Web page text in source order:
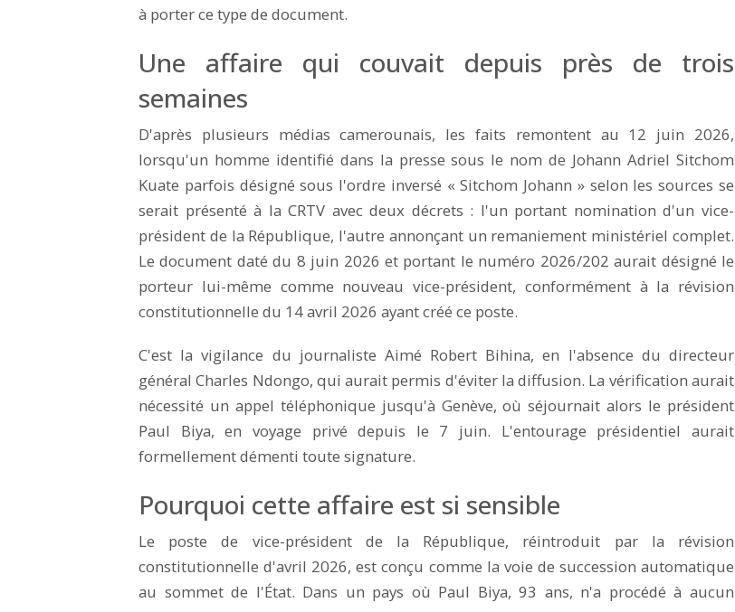
à porter ce type de document.
Une affaire qui couvait depuis près de trois
semaines
D'après plusieurs médias camerounais, les faits remontent au 12 juin 2026,
lorsqu'un homme identifié dans la presse sous le nom de Johann Adriel Sitchom
Kuate parfois désigné sous l'ordre inversé « Sitchom Johann » selon les sources se
serait présenté à la CRTV avec deux décrets : l'un portant nomination d'un vice-
président de la République, l'autre annonçant un remaniement ministériel complet.
Le document daté du 8 juin 2026 et portant le numéro 2026/202 aurait désigné le
porteur lui-même comme nouveau vice-président, conformément à la révision
constitutionnelle du 14 avril 2026 ayant créé ce poste.
C'est la vigilance du journaliste Aimé Robert Bihina, en l'absence du directeur
général Charles Ndongo, qui aurait permis d'éviter la diffusion. La vérification aurait
nécessité un appel téléphonique jusqu'à Genève, où séjournait alors le président
Paul Biya, en voyage privé depuis le 7 juin. L'entourage présidentiel aurait
formellement démenti toute signature.
Pourquoi cette affaire est si sensible
Le poste de vice-président de la République, réintroduit par la révision
constitutionnelle d'avril 2026, est conçu comme la voie de succession automatique
au sommet de l'État. Dans un pays où Paul Biya, 93 ans, n'a procédé à aucun